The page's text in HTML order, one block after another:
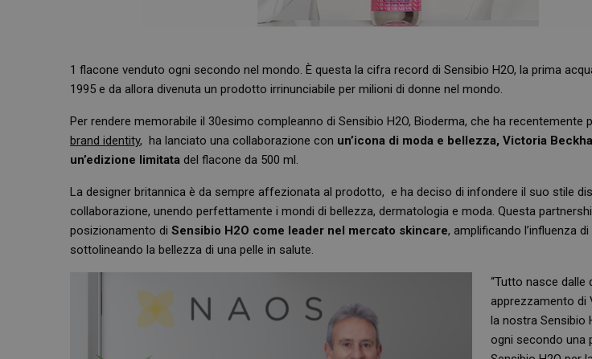
1 flacone venduto ogni secondo nel mondo. È questa la cifra record di Sensibio H2O, la prima
1995 e da allora divenuta un prodotto irrinunciabile per milioni di donne nel mondo.
Per rendere memorabile il 30esimo compleanno di Sensibio H2O, Bioderma, che ha recentemente
brand identity, ha lanciato una collaborazione con un’icona di moda e bellezza, Victoria
un’edizione limitata del flacone da 500 ml.
La designer britannica è da sempre affezionata al prodotto, e ha deciso di infondere il suo stile
collaborazione, unendo perfettamente i mondi di bellezza, dermatologia e moda. Questa
posizionamento di Sensibio H2O come leader nel mercato skincare, amplificando l’influenza
sottolineando la bellezza di una pelle in salute.
“Tutto nasce dalle
apprezzamento di
la nostra Sensibio
ogni secondo una